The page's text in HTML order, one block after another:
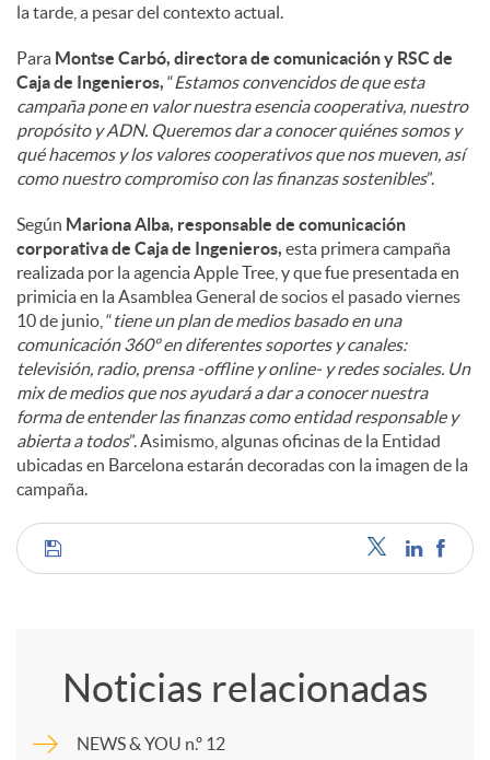
la tarde, a pesar del contexto actual.
Para Montse Carbó, directora de comunicación y RSC de
Caja de Ingenieros, “Estamos convencidos de que esta
campaña pone en valor nuestra esencia cooperativa, nuestro
propósito y ADN. Queremos dar a conocer quiénes somos y
qué hacemos y los valores cooperativos que nos mueven, así
como nuestro compromiso con las finanzas sostenibles”.
Según Mariona Alba, responsable de comunicación
corporativa de Caja de Ingenieros, esta primera campaña
realizada por la agencia Apple Tree, y que fue presentada en
primicia en la Asamblea General de socios el pasado viernes
10 de junio, “tiene un plan de medios basado en una
comunicación 360º en diferentes soportes y canales:
televisión, radio, prensa -offline y online- y redes sociales. Un
mix de medios que nos ayudará a dar a conocer nuestra
forma de entender las finanzas como entidad responsable y
abierta a todos”. Asimismo, algunas oficinas de la Entidad
ubicadas en Barcelona estarán decoradas con la imagen de la
campaña.
C
Noticias relacionadas
NEWS & YOU n.º 12